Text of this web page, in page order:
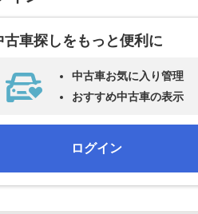
古車探しをもっと便利に
中古車お気に入り管理
おすすめ中古車の表示
ログイン